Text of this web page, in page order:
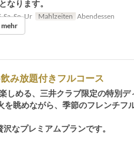
なります。
Sa, So, Ur Mahlzeiten Abendessen
mehr
み放題付きフルコース
しめる、三井クラブ限定の特別デ
眺めながら、季節のフレンチフ
なプレミアムプランです。